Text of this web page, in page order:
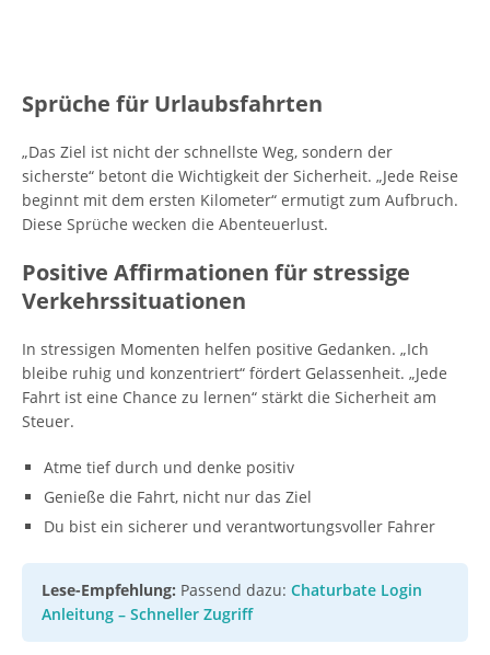
Sprüche für Urlaubsfahrten
„Das Ziel ist nicht der schnellste Weg, sondern der
sicherste“ betont die Wichtigkeit der Sicherheit. „Jede Reise
beginnt mit dem ersten Kilometer“ ermutigt zum Aufbruch.
Diese Sprüche wecken die Abenteuerlust.
Positive Affirmationen für stressige
Verkehrssituationen
In stressigen Momenten helfen positive Gedanken. „Ich
bleibe ruhig und konzentriert“ fördert Gelassenheit. „Jede
Fahrt ist eine Chance zu lernen“ stärkt die Sicherheit am
Steuer.
Atme tief durch und denke positiv
Genieße die Fahrt, nicht nur das Ziel
Du bist ein sicherer und verantwortungsvoller Fahrer
Lese-Empfehlung: Passend dazu: Chaturbate Login
Anleitung – Schneller Zugriff